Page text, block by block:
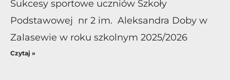
Sukcesy sportowe uczniów Szkoły
Podstawowej nr 2 im. Aleksandra Doby w
Zalasewie w roku szkolnym 2025/2026
Czytaj »